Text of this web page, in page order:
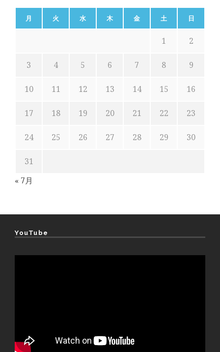
月 火 水 木 金 土 日
1 2
3 4 5 6 7 8 9
10 11 12 13 14 15 16
17 18 19 20 21 22 23
24 25 26 27 28 29 30
31
« 7月
YouTube